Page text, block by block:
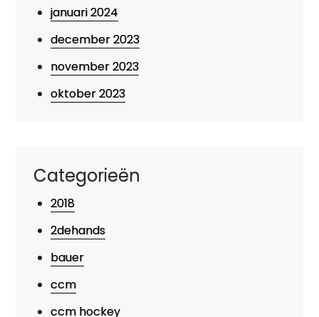
januari 2024
december 2023
november 2023
oktober 2023
Categorieën
2018
2dehands
bauer
ccm
ccm hockey